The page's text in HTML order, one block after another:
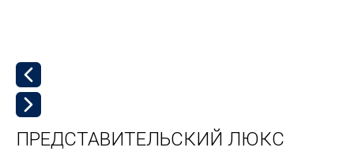
ПРЕДСТАВИТЕЛЬСКИЙ ЛЮКС